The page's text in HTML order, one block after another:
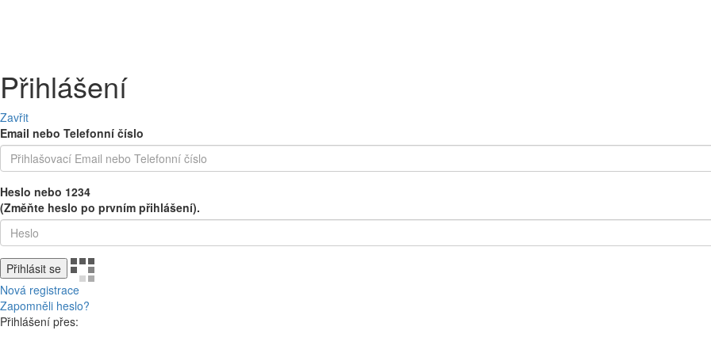
Přihlášení
Zavřit
Email nebo Telefonní číslo
Heslo nebo 1234
(Změňte heslo po prvním přihlášení).
Přihlásit se
Nová registrace
Zapomněli heslo?
Přihlášení přes: